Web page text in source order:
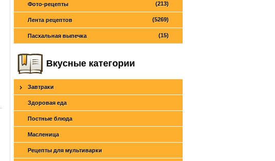
(213)
Фото-рецепты
(5269)
Лента рецептов
(15)
Пасхальная выпечка
Вкусные категории
Завтраки
Здоровая еда
Постные блюда
Масленица
Рецепты для мультиварки